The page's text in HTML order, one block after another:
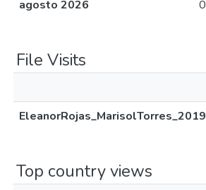
agosto 2026
0
File Visits
Top country views